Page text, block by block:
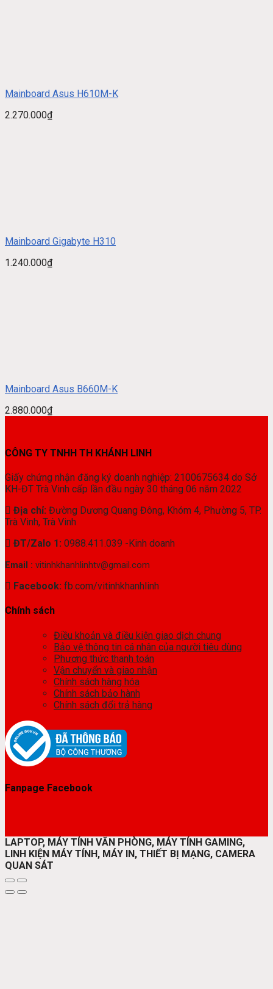
Mainboard Asus H610M-K
2.270.000₫
Mainboard Gigabyte H310
1.240.000₫
Mainboard Asus B660M-K
2.880.000₫
CÔNG TY TNHH TH KHÁNH LINH
Giấy chứng nhận đăng ký doanh nghiệp: 2100675634 do Sở
KH-ĐT Trà Vinh cấp lần đầu ngày 30 tháng 06 năm 2022
Địa chỉ: Đường Dương Quang Đông, Khóm 4, Phường 5, TP.
Trà Vinh, Trà Vinh
ĐT/Zalo 1: 0988.411.039 -Kinh doanh
Email : vitinhkhanhlinhtv@gmail.com
Facebook: fb.com/vitinhkhanhlinh
Chính sách
Điều khoản và điều kiện giao dịch chung
Bảo vệ thông tin cá nhân của người tiêu dùng
Phương thức thanh toán
Vận chuyển và giao nhận
Chính sách hàng hóa
Chính sách bảo hành
Chính sách đổi trả hàng
Fanpage Facebook
LAPTOP, MÁY TÍNH VĂN PHÒNG, MÁY TÍNH GAMING,
LINH KIỆN MÁY TÍNH, MÁY IN, THIẾT BỊ MẠNG, CAMERA
QUAN SÁT